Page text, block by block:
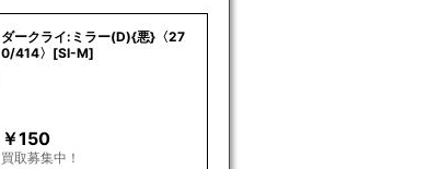
ダークライ:ミラー(D){悪}〈27
0/414〉[SI-M]
￥150
買取募集中！